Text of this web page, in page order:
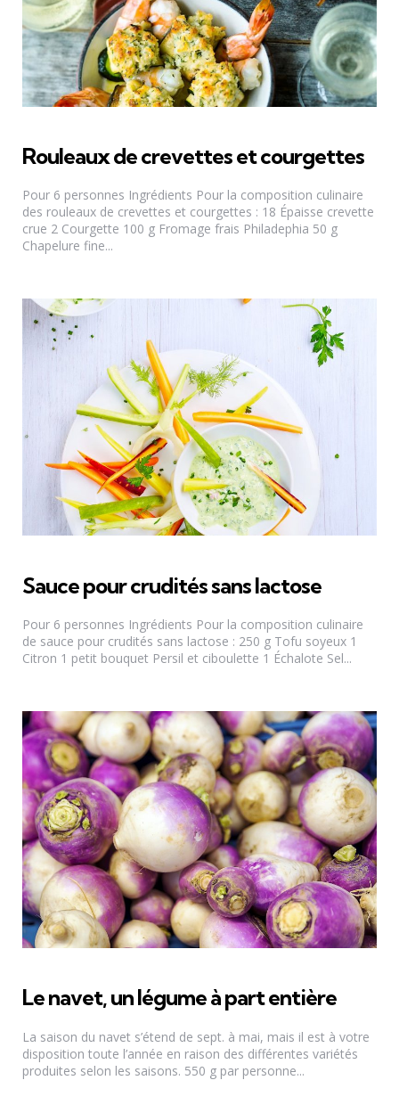
Rouleaux de crevettes et courgettes
Pour 6 personnes Ingrédients Pour la composition culinaire
des rouleaux de crevettes et courgettes : 18 Épaisse crevette
crue 2 Courgette 100 g Fromage frais Philadephia 50 g
Chapelure fine...
Sauce pour crudités sans lactose
Pour 6 personnes Ingrédients Pour la composition culinaire
de sauce pour crudités sans lactose : 250 g Tofu soyeux 1
Citron 1 petit bouquet Persil et ciboulette 1 Échalote Sel...
Le navet, un légume à part entière
La saison du navet s’étend de sept. à mai, mais il est à votre
disposition toute l’année en raison des différentes variétés
produites selon les saisons. 550 g par personne...